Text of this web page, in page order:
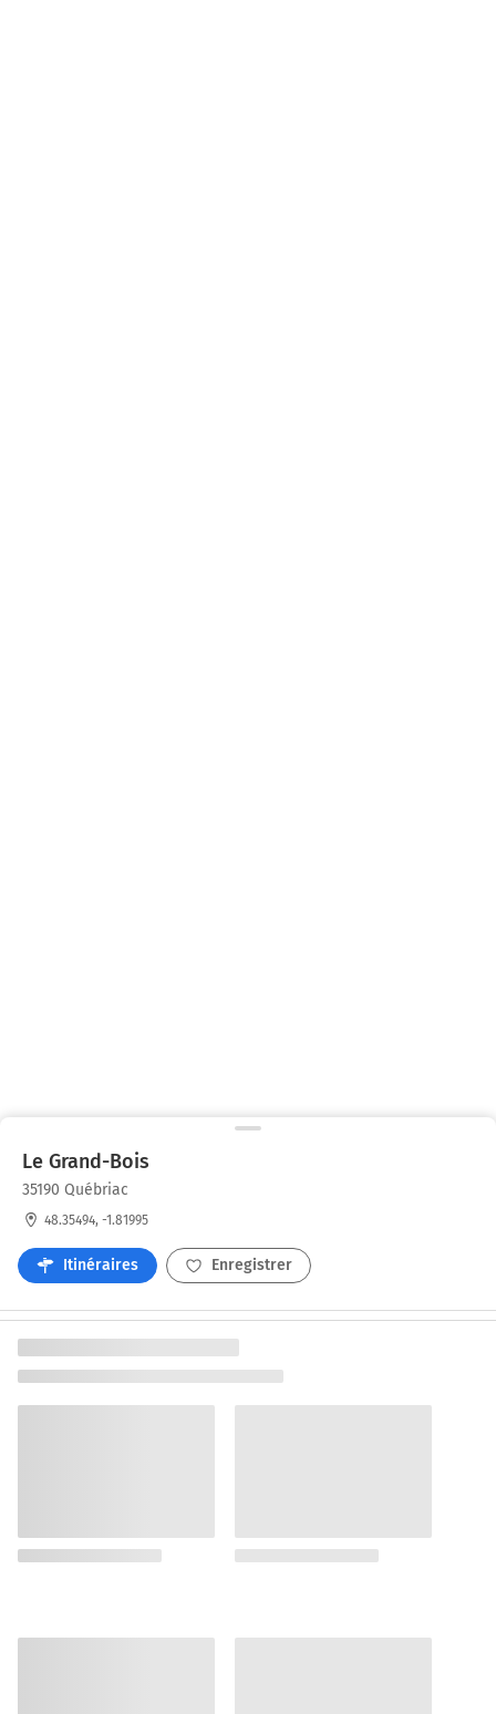
Le Grand-Bois
35190 Québriac
48.35494, -1.81995
Itinéraires Enregistrer